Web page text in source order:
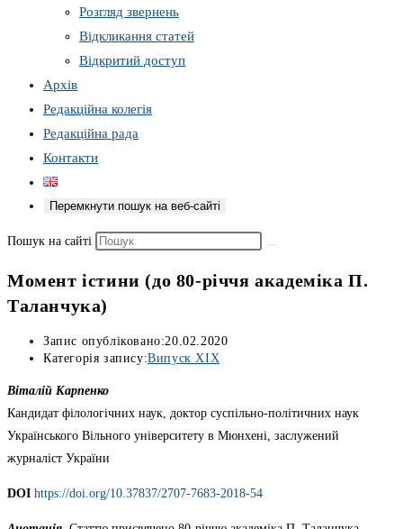
Розгляд звернень
Відкликання статей
Відкритий доступ
Архів
Редакційна колегія
Редакційна рада
Контакти
Перемкнути пошук на веб-сайті
Пошук на сайті
Момент істини (до 80-річчя академіка П.
Таланчука)
Запис опубліковано:20.02.2020
Категорія запису:Випуск XIX
Віталій Карпенко
Кандидат філологічних наук, доктор суспільно-політичних наук
Українського Вільного університету в Мюнхені, заслужений
журналіст України
DOІ https://doi.org/10.37837/2707-7683-2018-54